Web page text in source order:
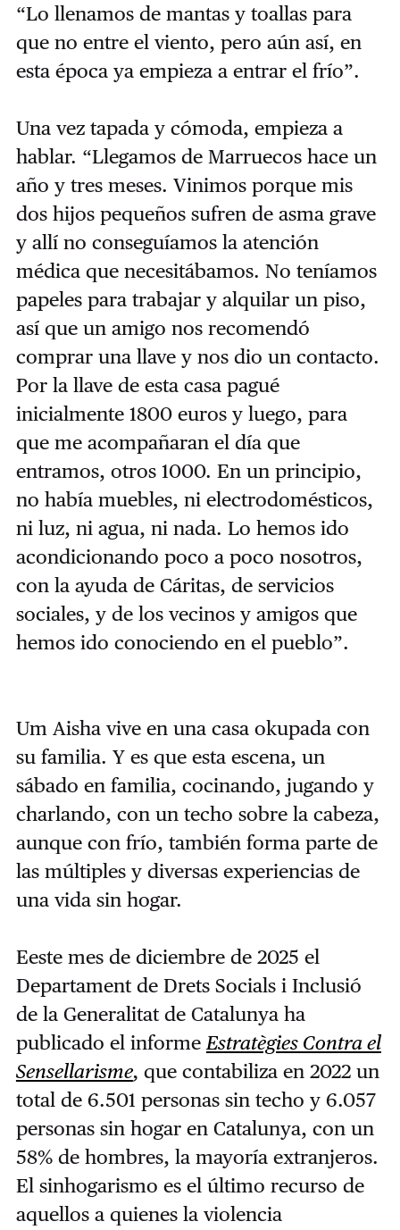
“Lo llenamos de mantas y toallas para
que no entre el viento, pero aún así, en
esta época ya empieza a entrar el frío”.
Una vez tapada y cómoda, empieza a
hablar. “Llegamos de Marruecos hace un
año y tres meses. Vinimos porque mis
dos hijos pequeños sufren de asma grave
y allí no conseguíamos la atención
médica que necesitábamos. No teníamos
papeles para trabajar y alquilar un piso,
así que un amigo nos recomendó
comprar una llave y nos dio un contacto.
Por la llave de esta casa pagué
inicialmente 1800 euros y luego, para
que me acompañaran el día que
entramos, otros 1000. En un principio,
no había muebles, ni electrodomésticos,
ni luz, ni agua, ni nada. Lo hemos ido
acondicionando poco a poco nosotros,
con la ayuda de Cáritas, de servicios
sociales, y de los vecinos y amigos que
hemos ido conociendo en el pueblo”.
Um Aisha vive en una casa okupada con
su familia. Y es que esta escena, un
sábado en familia, cocinando, jugando y
charlando, con un techo sobre la cabeza,
aunque con frío, también forma parte de
las múltiples y diversas experiencias de
una vida sin hogar.
Eeste mes de diciembre de 2025 el
Departament de Drets Socials i Inclusió
de la Generalitat de Catalunya ha
publicado el informe Estratègies Contra el
Sensellarisme, que contabiliza en 2022 un
total de 6.501 personas sin techo y 6.057
personas sin hogar en Catalunya, con un
58% de hombres, la mayoría extranjeros.
El sinhogarismo es el último recurso de
aquellos a quienes la violencia